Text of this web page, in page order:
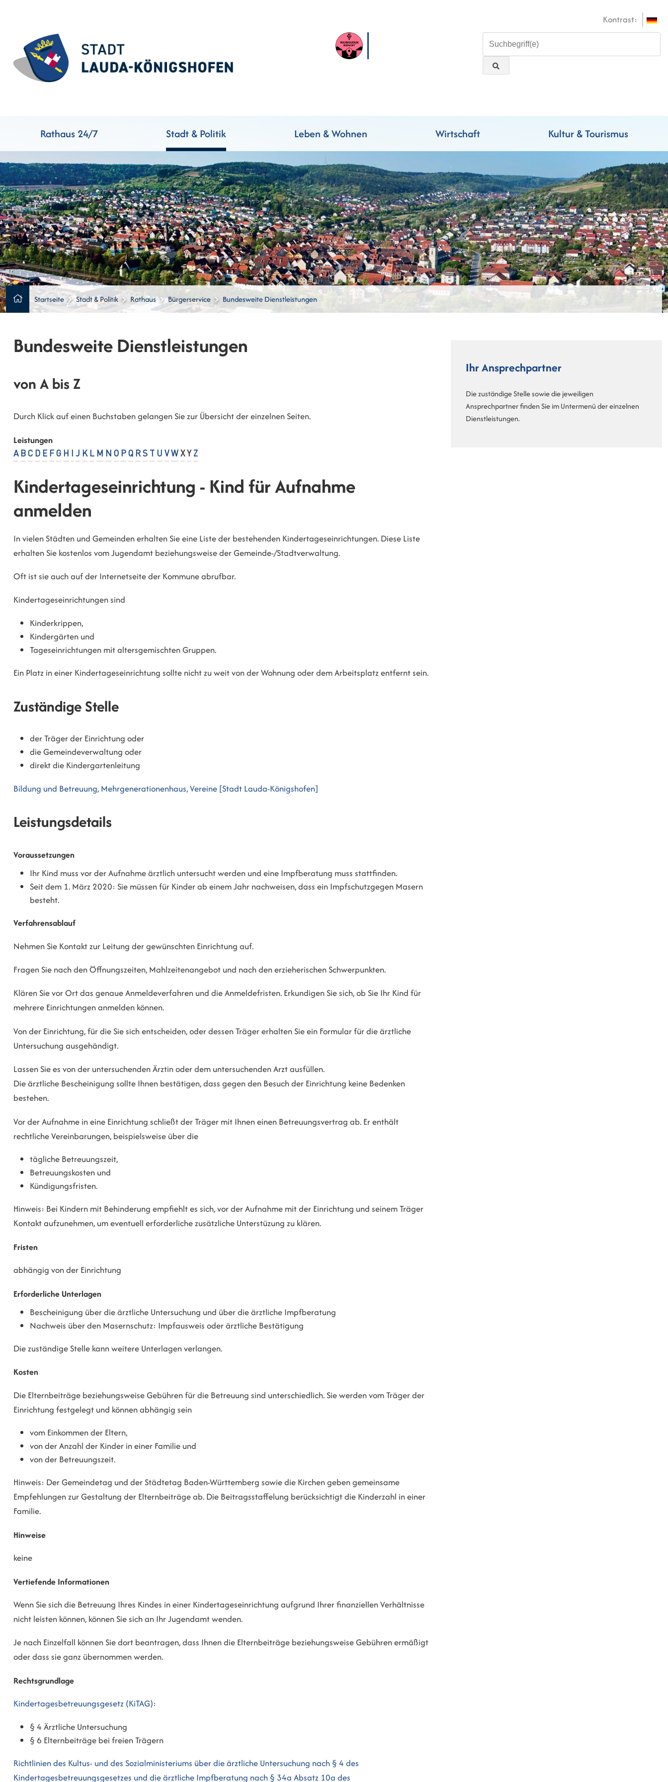
Kontrast:
Rathaus 24/7 Stadt & Politik Leben & Wohnen Wirtschaft Kultur & Tourismus
Startseite Stadt & Politik Rathaus Bürgerservice Bundesweite Dienstleistungen
Bundesweite Dienstleistungen
von A bis Z
Durch Klick auf einen Buchstaben gelangen Sie zur Übersicht der einzelnen Seiten.
Leistungen
A B C D E F G H J K L M N O P Q R S U V W X Y Z
Kindertageseinrichtung - Kind für Aufnahme
anmelden
In vielen Städten und Gemeinden erhalten Sie eine Liste der bestehenden Kindertageseinrichtungen. Diese Liste
erhalten Sie kostenlos vom Jugendamt beziehungsweise der Gemeinde-/Stadtverwaltung.
Oft ist sie auch auf der Internetseite der Kommune abrufbar.
Kindertageseinrichtungen sind
Kinderkrippen,
Kindergärten und
Tageseinrichtungen mit altersgemischten Gruppen.
Ein Platz in einer Kindertageseinrichtung sollte nicht zu weit von der Wohnung oder dem Arbeitsplatz entfernt sein.
Zuständige Stelle
der Träger der Einrichtung oder
die Gemeindeverwaltung oder
direkt die Kindergartenleitung
Bildung und Betreuung, Mehrgenerationenhaus, Vereine [Stadt Lauda-Königshofen]
Leistungsdetails
Voraussetzungen
Ihr Kind muss vor der Aufnahme ärztlich untersucht werden und eine Impfberatung muss stattfinden.
Seit dem 1. März 2020: Sie müssen für Kinder ab einem Jahr nachweisen, dass ein Impfschutzgegen Masern
besteht.
Verfahrensablauf
Nehmen Sie Kontakt zur Leitung der gewünschten Einrichtung auf.
Fragen Sie nach den Öffnungszeiten, Mahlzeitenangebot und nach den erzieherischen Schwerpunkten.
Klären Sie vor Ort das genaue Anmeldeverfahren und die Anmeldefristen. Erkundigen Sie sich, ob Sie Ihr Kind für
mehrere Einrichtungen anmelden können.
Von der Einrichtung, für die Sie sich entscheiden, oder dessen Träger erhalten Sie ein Formular für die ärztliche
Untersuchung ausgehändigt.
Lassen Sie es von der untersuchenden Ärztin oder dem untersuchenden Arzt ausfüllen.
Die ärztliche Bescheinigung sollte Ihnen bestätigen, dass gegen den Besuch der Einrichtung keine Bedenken
bestehen.
Vor der Aufnahme in eine Einrichtung schließt der Träger mit Ihnen einen Betreuungsvertrag ab. Er enthält
rechtliche Vereinbarungen, beispielsweise über die
tägliche Betreuungszeit,
Betreuungskosten und
Kündigungsfristen.
Hinweis: Bei Kindern mit Behinderung empfiehlt es sich, vor der Aufnahme mit der Einrichtung und seinem Träger
Kontakt aufzunehmen, um eventuell erforderliche zusätzliche Unterstüzung zu klären.
Fristen
abhängig von der Einrichtung
Erforderliche Unterlagen
Bescheinigung über die ärztliche Untersuchung und über die ärztliche Impfberatung
Nachweis über den Masernschutz: Impfausweis oder ärztliche Bestätigung
Die zuständige Stelle kann weitere Unterlagen verlangen.
Kosten
Die Elternbeiträge beziehungsweise Gebühren für die Betreuung sind unterschiedlich. Sie werden vom Träger der
Einrichtung festgelegt und können abhängig sein
vom Einkommen der Eltern,
von der Anzahl der Kinder in einer Familie und
von der Betreuungszeit.
Hinweis: Der Gemeindetag und der Städtetag Baden-Württemberg sowie die Kirchen geben gemeinsame
Empfehlungen zur Gestaltung der Elternbeiträge ab. Die Beitragsstaffelung berücksichtigt die Kinderzahl in einer
Familie.
Hinweise
keine
Vertiefende Informationen
Wenn Sie sich die Betreuung Ihres Kindes in einer Kindertageseinrichtung aufgrund Ihrer finanziellen Verhältnisse
nicht leisten können, können Sie sich an Ihr Jugendamt wenden.
Je nach Einzelfall können Sie dort beantragen, dass Ihnen die Elternbeiträge beziehungsweise Gebühren ermäßigt
oder dass sie ganz übernommen werden.
Rechtsgrundlage
Kindertagesbetreuungsgesetz (KiTAG):
§ 4 Ärztliche Untersuchung
§ 6 Elternbeiträge bei freien Trägern
Richtlinien des Kultus- und des Sozialministeriums über die ärztliche Untersuchung nach § 4 des
Kindertagesbetreuungsgesetzes und die ärztliche Impfberatung nach § 34a Absatz 10a des
Ihr Ansprechpartner
Die zuständige Stelle sowie die jeweiligen
Ansprechpartner finden Sie im Untermenü der einzelnen
Dienstleistungen.